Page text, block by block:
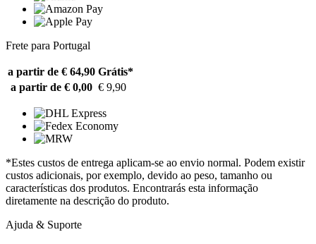
Frete para Portugal
a partir de € 64,90 Grátis*
a partir de € 0,00 € 9,90
*Estes custos de entrega aplicam-se ao envio normal. Podem existir
custos adicionais, por exemplo, devido ao peso, tamanho ou
características dos produtos. Encontrarás esta informação
diretamente na descrição do produto.
Ajuda & Suporte